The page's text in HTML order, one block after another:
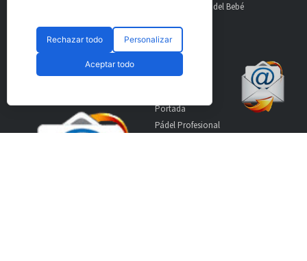
El Diario del Bebé
Suscríbete a nuestro
Portada
Pádel Profesional
Rechazar todo Personalizar
Aceptar todo